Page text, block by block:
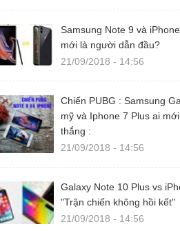
Samsung Note 9 và
mới là người dẫn đầu?
21/09/2018 - 14:56
Chiến PUBG : Samsung
mỹ và Iphone 7 Plus ai
thắng :
21/09/2018 - 14:56
Galaxy Note 10 Plus vs
"Trận chiến không hồi kết"
21/09/2018 - 14:56